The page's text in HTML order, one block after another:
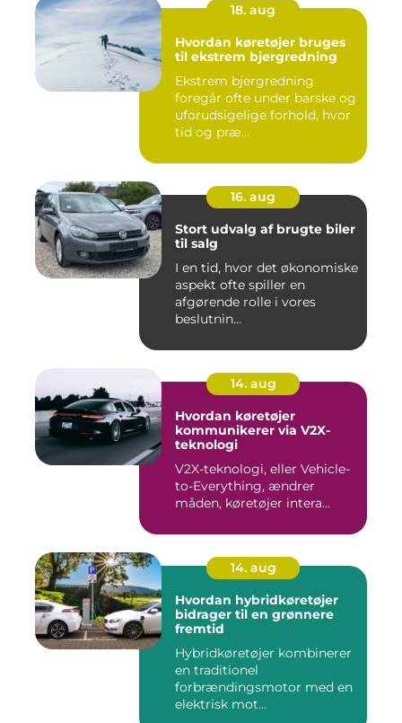
18. aug
Hvordan køretøjer bruges
til ekstrem bjergredning
Ekstrem bjergredning
foregår ofte under barske og
uforudsigelige forhold, hvor
tid og præ...
16. aug
Stort udvalg af brugte biler
til salg
I en tid, hvor det økonomiske
aspekt ofte spiller en
afgørende rolle i vores
beslutnin...
14. aug
Hvordan køretøjer
kommunikerer via V2X-
teknologi
V2X-teknologi, eller Vehicle-
to-Everything, ændrer
måden, køretøjer intera...
14. aug
Hvordan hybridkøretøjer
bidrager til en grønnere
fremtid
Hybridkøretøjer kombinerer
en traditionel
forbrændingsmotor med en
elektrisk mot...